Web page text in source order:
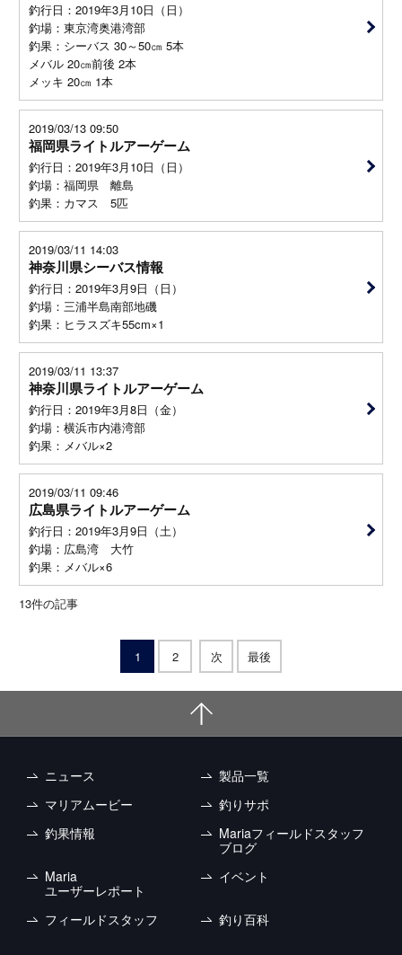
釣行日：2019年3月10日（日）
釣場：東京湾奥港湾部
釣果：シーバス 30～50㎝ 5本
メバル 20㎝前後 2本
メッキ 20㎝ 1本
2019/03/13 09:50
福岡県ライトルアーゲーム
釣行日：2019年3月10日（日）
釣場：福岡県 離島
釣果：カマス 5匹
2019/03/11 14:03
神奈川県シーバス情報
釣行日：2019年3月9日（日）
釣場：三浦半島南部地磯
釣果：ヒラスズキ55cm×1
2019/03/11 13:37
神奈川県ライトルアーゲーム
釣行日：2019年3月8日（金）
釣場：横浜市内港湾部
釣果：メバル×2
2019/03/11 09:46
広島県ライトルアーゲーム
釣行日：2019年3月9日（土）
釣場：広島湾 大竹
釣果：メバル×6
13件の記事
1 2 次 最後
ニュース
製品一覧
マリアムービー
釣りサポ
釣果情報
Mariaフィールドスタッフ
ブログ
Maria
ユーザーレポート
イベント
フィールドスタッフ 釣り百科